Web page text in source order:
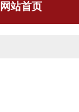
网站首页